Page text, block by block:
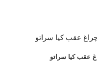
عقب کیا سراتو